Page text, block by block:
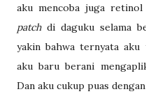
aku mencoba juga
patch di daguku selama
yakin bahwa ternyata aku
aku baru berani
Dan aku cukup puas